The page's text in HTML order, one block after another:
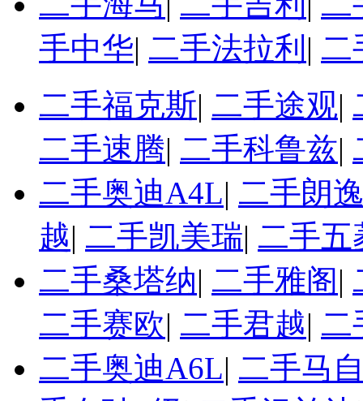
手中华| 二手法拉利 | 二
二手福克斯| 二手途观|
二手速腾| 二手科鲁兹|
二手奥迪A4L| 二手朗
越| 二手凯美瑞| 二手五
二手桑塔纳| 二手雅阁|
二手赛欧| 二手君越| 二
二手奥迪A6L| 二手马